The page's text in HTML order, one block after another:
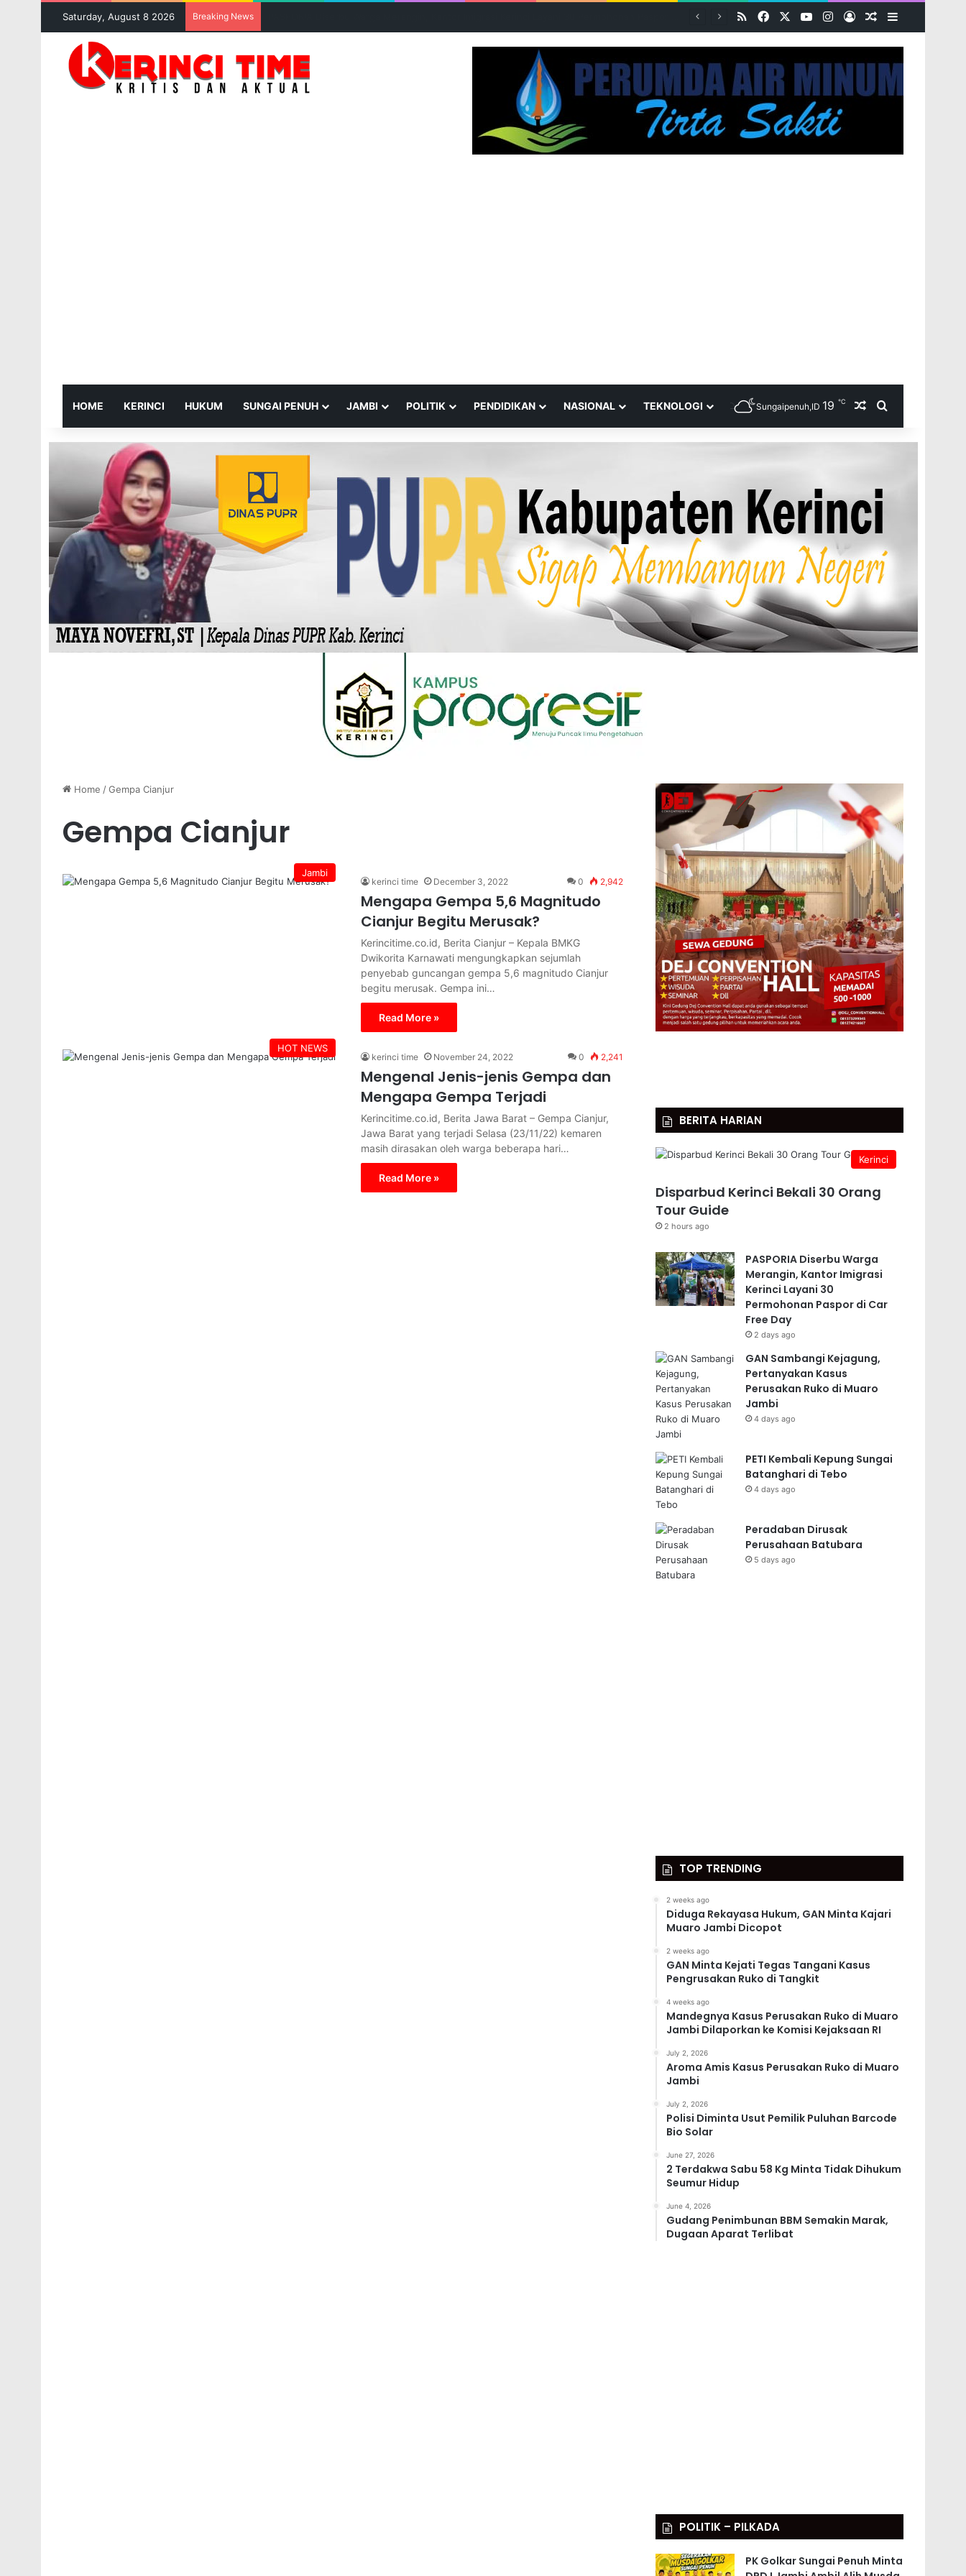
Saturday, August 8 2026 Breaking News RSS Facebook YouTubeInstagram
Log InRandom Article
HOME KERINCI HUKUM SUNGAI PENUH JAMBI POLITIK PENDIDIKAN NASIONAL TEKNOLOGI Sungaipenuh,ID 19 ℃ Random Article
Search for
Home /Gempa Cianjur
Gempa Cianjur
Jambi
kerinci time December 3, 2022 0 2,942
Mengapa Gempa 5,6 Magnitudo
Cianjur Begitu Merusak?
Kerincitime.co.id, Berita Cianjur – Kepala BMKG
Dwikorita Karnawati mengungkapkan sejumlah
penyebab guncangan gempa 5,6 magnitudo Cianjur
begitu merusak. Gempa ini…
Read More »
HOT NEWS
kerinci time November 24, 2022 0 2,241
Mengenal Jenis-jenis Gempa dan
Mengapa Gempa Terjadi
Kerincitime.co.id, Berita Jawa Barat – Gempa Cianjur,
Jawa Barat yang terjadi Selasa (23/11/22) kemaren
masih dirasakan oleh warga beberapa hari…
Read More »
BERITA HARIAN
Kerinci
Disparbud Kerinci Bekali 30 Orang
Tour Guide
2 hours ago
PASPORIA Diserbu Warga
Merangin, Kantor Imigrasi
Kerinci Layani 30
Permohonan Paspor di Car
Free Day
2 days ago
GAN Sambangi Kejagung,
Pertanyakan Kasus
Perusakan Ruko di Muaro
Jambi
4 days ago
PETI Kembali Kepung Sungai
Batanghari di Tebo
4 days ago
Peradaban Dirusak
Perusahaan Batubara
5 days ago
TOP TRENDING
2 weeks ago
Diduga Rekayasa Hukum, GAN Minta Kajari
Muaro Jambi Dicopot
2 weeks ago
GAN Minta Kejati Tegas Tangani Kasus
Pengrusakan Ruko di Tangkit
4 weeks ago
Mandegnya Kasus Perusakan Ruko di Muaro
Jambi Dilaporkan ke Komisi Kejaksaan RI
July 2, 2026
Aroma Amis Kasus Perusakan Ruko di Muaro
Jambi
July 2, 2026
Polisi Diminta Usut Pemilik Puluhan Barcode
Bio Solar
June 27, 2026
2 Terdakwa Sabu 58 Kg Minta Tidak Dihukum
Seumur Hidup
June 4, 2026
Gudang Penimbunan BBM Semakin Marak,
Dugaan Aparat Terlibat
POLITIK – PILKADA
PK Golkar Sungai Penuh Minta